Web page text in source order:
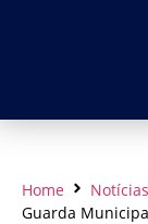
Home Notícias
Guarda